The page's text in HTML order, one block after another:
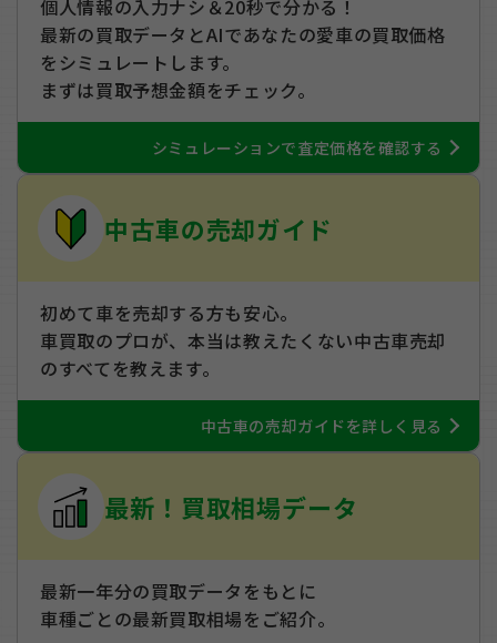
個人情報の入力ナシ＆20秒で分かる！
最新の買取データとAIであなたの愛車の買取価格
をシミュレートします。
まずは買取予想金額をチェック。
シミュレーションで査定価格を確認する
中古車の売却ガイド
初めて車を売却する方も安心。
車買取のプロが、本当は教えたくない中古車売却
のすべてを教えます。
中古車の売却ガイドを詳しく見る
最新！買取相場データ
最新一年分の買取データをもとに
車種ごとの最新買取相場をご紹介。